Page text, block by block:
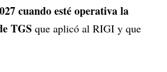
cuando esté operativa la
TGS que aplicó al RIGI y que